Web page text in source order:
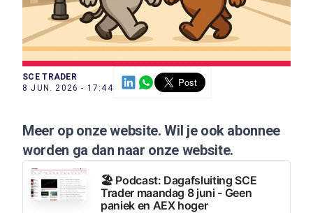
SCE TRADER
8 JUN. 2026 - 17:44
Meer op onze website. Wil je ook abonnee
worden ga dan naar onze website.
🏖️ Podcast: Dagafsluiting SCE
Trader maandag 8 juni - Geen
paniek en AEX hoger